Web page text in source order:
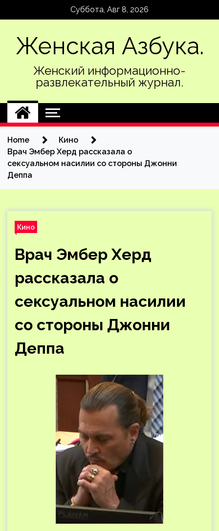
Суббота, Авг 8, 2026
Женская Азбука.
Женский информационно-
развлекательный журнал.
Home
Кино
Врач Эмбер Херд рассказала о
сексуальном насилии со стороны Джонни
Деппа
Кино
Врач Эмбер Херд
рассказала о
сексуальном насилии
со стороны Джонни
Деппа